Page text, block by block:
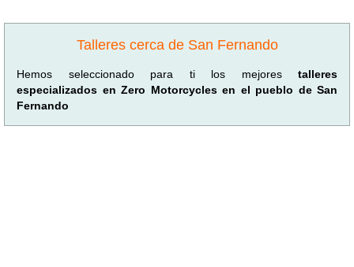
Talleres cerca de San Fernando
Hemos seleccionado para ti los mejores talleres
especializados en Zero Motorcycles en el pueblo de San
Fernando